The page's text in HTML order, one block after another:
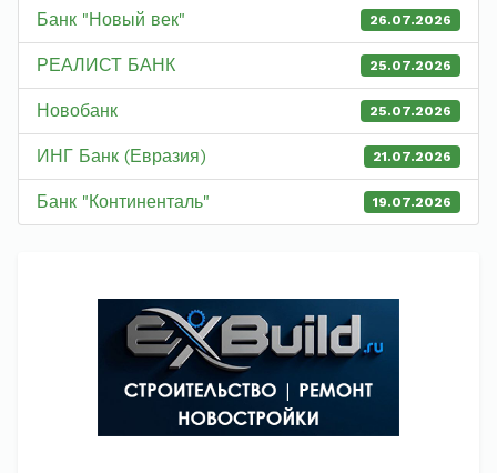
Банк "Новый век" 26.07.2026
РЕАЛИСТ БАНК 25.07.2026
Новобанк 25.07.2026
ИНГ Банк (Евразия) 21.07.2026
Банк "Континенталь" 19.07.2026